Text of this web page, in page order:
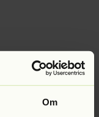
Om